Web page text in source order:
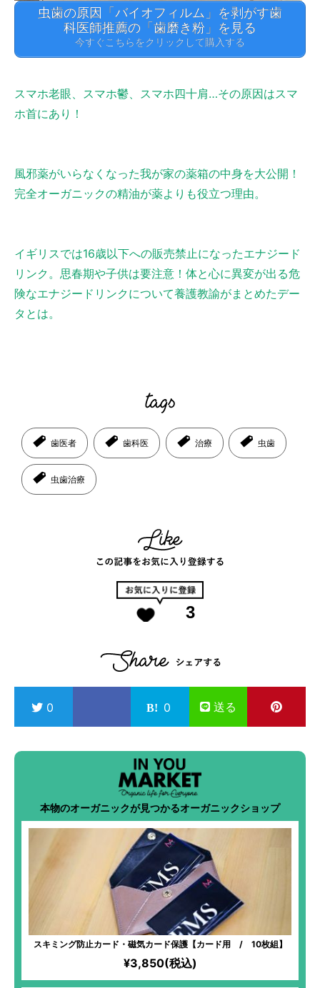
虫歯の原因「バイオフィルム」を剥がす歯
科医師推薦の「歯磨き粉」を見る
今すぐこちらをクリックして購入する
スマホ老眼、スマホ鬱、スマホ四十肩…その原因はスマ
ホ首にあり！
風邪薬がいらなくなった我が家の薬箱の中身を大公開！
完全オーガニックの精油が薬よりも役立つ理由。
イギリスでは16歳以下への販売禁止になったエナジード
リンク。思春期や子供は要注意！体と心に異変が出る危
険なエナジードリンクについて養護教諭がまとめたデー
タとは。
歯医者 歯科医 治療 虫歯
虫歯治療
3
0 0 送る
本物のオーガニックが見つかるオーガニックショップ
スキミング防止カード・磁気カード保護【カード用 / 10枚組】
¥3,850(税込)